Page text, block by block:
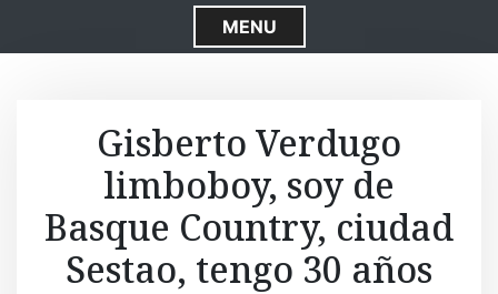
S
k
o
n
e
MENU
Gisberto Verdugo
limboboy, soy de
Basque Country, ciudad
Sestao, tengo 30 años